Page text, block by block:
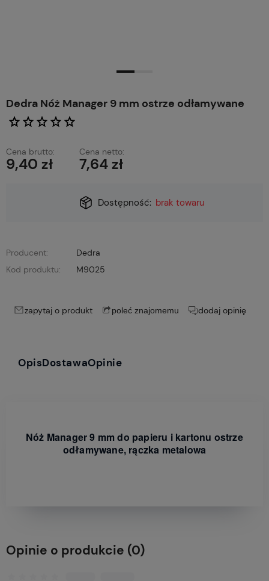
Dedra Nóż Manager 9 mm ostrze odłamywane
Cena brutto:
9,40 zł
Cena netto:
7,64 zł
Dostępność: brak towaru
Producent:
Dedra
Kod produktu:
M9025
zapytaj o produkt poleć znajomemu dodaj opinię
OpisDostawaOpinie
Nóż Manager 9 mm do papieru i kartonu ostrze
odłamywane, rączka metalowa
Opinie o produkcie (0)